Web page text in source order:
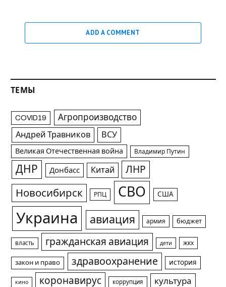
ADD A COMMENT
ТЕМЫ
COVID19 Агропроизводство
Андрей Травников ВСУ
Великая Отечественная война Владимир Путин
ДНР Донбасс Китай ЛНР
Новосибирск РПЦ СВО США
Украина авиация армия бюджет
власть гражданская авиация дети жкх
закон и право здравоохранение история
кино коронавирус коррупция
культура